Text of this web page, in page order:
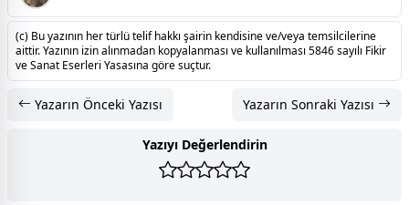
(c) Bu yazının her türlü telif hakkı şairin kendisine ve/veya temsilcilerine
aittir. Yazının izin alınmadan kopyalanması ve kullanılması 5846 sayılı Fikir
ve Sanat Eserleri Yasasına göre suçtur.
Yazarın Önceki Yazısı Yazarın Sonraki Yazısı
Yazıyı Değerlendirin